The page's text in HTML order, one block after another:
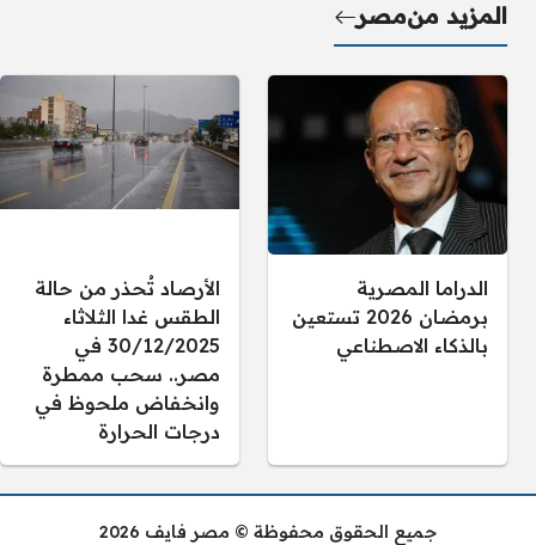
المزيد منمصر
الدراما المصرية
برمضان 2026 تستعين
بالذكاء الاصطناعي
الأرصاد تُحذر من حالة
الطقس غدا الثلاثاء
30/12/2025 في
مصر.. سحب ممطرة
وانخفاض ملحوظ في
درجات الحرارة
جميع الحقوق محفوظة © مصر فايف 2026